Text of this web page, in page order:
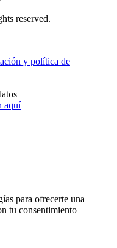
reserved.
y política de
aquí
para ofrecerte una
tu consentimiento